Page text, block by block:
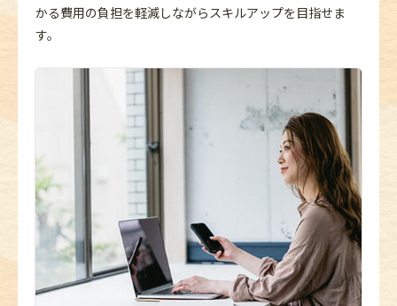
かる費用の負担を軽減しながらスキルアップを目指せま
す。